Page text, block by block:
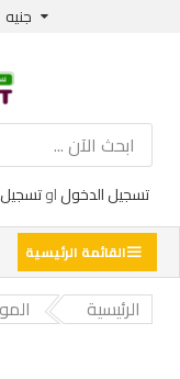
جنيه
تسجيل الدخولاوتسجيل
القائمة الرئيسية
الرئيسية